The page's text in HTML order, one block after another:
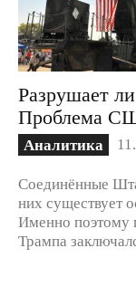
Разрушает
Проблема
Аналитика
Соединённые
них существует
Именно поэтому
Трампа